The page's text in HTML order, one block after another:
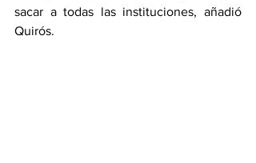
sacar a todas las instituciones, añadió
Quirós.